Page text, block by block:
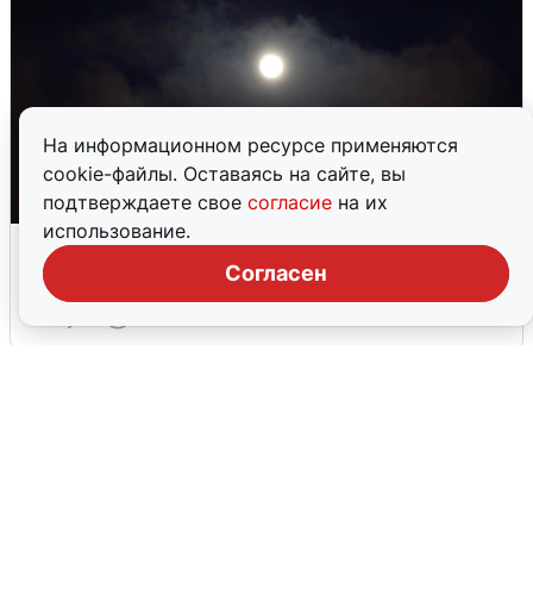
На информационном ресурсе применяются
cookie-файлы. Оставаясь на сайте, вы
подтверждаете свое согласие на их
использование.
Согласен
Взрывы в Воронеже после сигнала
тревоги